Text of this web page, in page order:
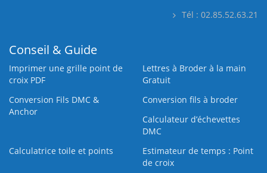
Tél : 02.85.52.63.21
Conseil & Guide
Imprimer une grille point de
croix PDF
Lettres à Broder à la main
Gratuit
Conversion Fils DMC &
Anchor
Conversion fils à broder
Calculateur d’échevettes
DMC
Calculatrice toile et points
Estimateur de temps : Point
de croix